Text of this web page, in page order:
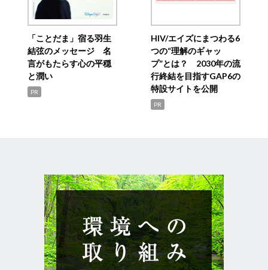
「ことだま」宿る羽生
結弦のメッセージ 名
言がもたらす心の平穏
と潤い
PR
HIV/エイズにまつわる6
つの“理解のギャッ
プ”とは？ 2030年の流
行終結を目指すGAP6の
特設サイトを公開
PR